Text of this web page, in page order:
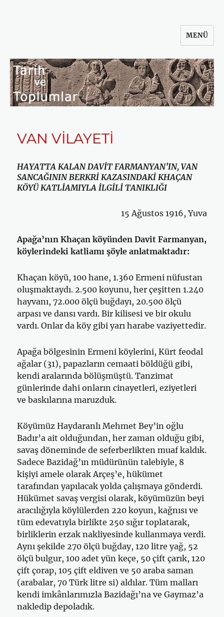
MENÜ
VAN VİLAYETİ
HAYATTA KALAN DAVİT FARMANYAN’IN, VAN
SANCAĞININ BERKRİ KAZASINDAKİ KHAÇAN
KÖYÜ KATLİAMIYLA İLGİLİ TANIKLIĞI
15 Ağustos 1916, Yuva
Apağa’nın Khaçan köyünden Davit Farmanyan,
köylerindeki katliamı şöyle anlatmaktadır:
Khaçan köyü, 100 hane, 1.360 Ermeni nüfustan
oluşmaktaydı. 2.500 koyunu, her çeşitten 1.240
hayvanı, 72.000 ölçü buğdayı, 20.500 ölçü
arpası ve dansı vardı. Bir kilisesi ve bir okulu
vardı. Onlar da köy gibi yarı harabe vaziyettedir.
Apağa bölgesinin Ermeni köylerini, Kürt feodal
ağalar (31), papazların cemaati böldüğü gibi,
kendi aralarında bölüşmüştü. Tanzimat
günlerinde dahi onların cinayetleri, eziyetleri
ve baskılarına maruzduk.
Köyümüz Haydaranlı Mehmet Bey’in oğlu
Badır’a ait olduğundan, her zaman olduğu gibi,
savaş döneminde de seferberlikten muaf kaldık.
Sadece Bazidağ’ın müdürünün talebiyle, 8
kişiyi amele olarak Arçeş’e, hükümet
tarafından yapılacak yolda çalışmaya gönderdi.
Hükümet savaş vergisi olarak, köyümüzün beyi
aracılığıyla köylülerden 220 koyun, kağ­nısı ve
tüm edevatıyla birlikte 250 sığır toplatarak,
birliklerin erzak nakliyesinde kullanmaya verdi.
Aynı şekilde 270 ölçü buğday, 120 litre yağ, 52
ölçü bulgur, 100 adet yün keçe, 50 çift çarık, 120
çift çorap, 105 çift eldiven ve 50 araba saman
(arabalar, 70 Türk litre si) aldılar. Tüm malları
kendi imkânlarımızla Bazidağı’na ve Gaymaz’a
nakledip depoladık.